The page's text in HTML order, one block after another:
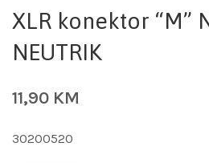
XLR konektor “M”
NEUTRIK
11,90 KM
30200520